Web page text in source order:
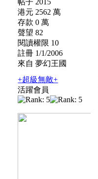
帖子 2015
港元 2562 萬
存款 0 萬
聲望 82
閱讀權限 10
註冊 1/1/2006
來自 夢幻王國
+超級無敵+
活躍會員